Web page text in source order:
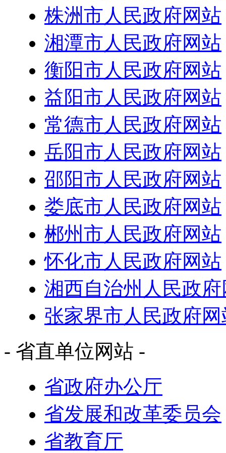
株洲市人民政府网站
湘潭市人民政府网站
衡阳市人民政府网站
益阳市人民政府网站
常德市人民政府网站
岳阳市人民政府网站
邵阳市人民政府网站
娄底市人民政府网站
郴州市人民政府网站
怀化市人民政府网站
湘西自治州人民政
张家界市人民政府网
- 省直单位网站 -
省政府办公厅
省发展和改革委员会
省教育厅